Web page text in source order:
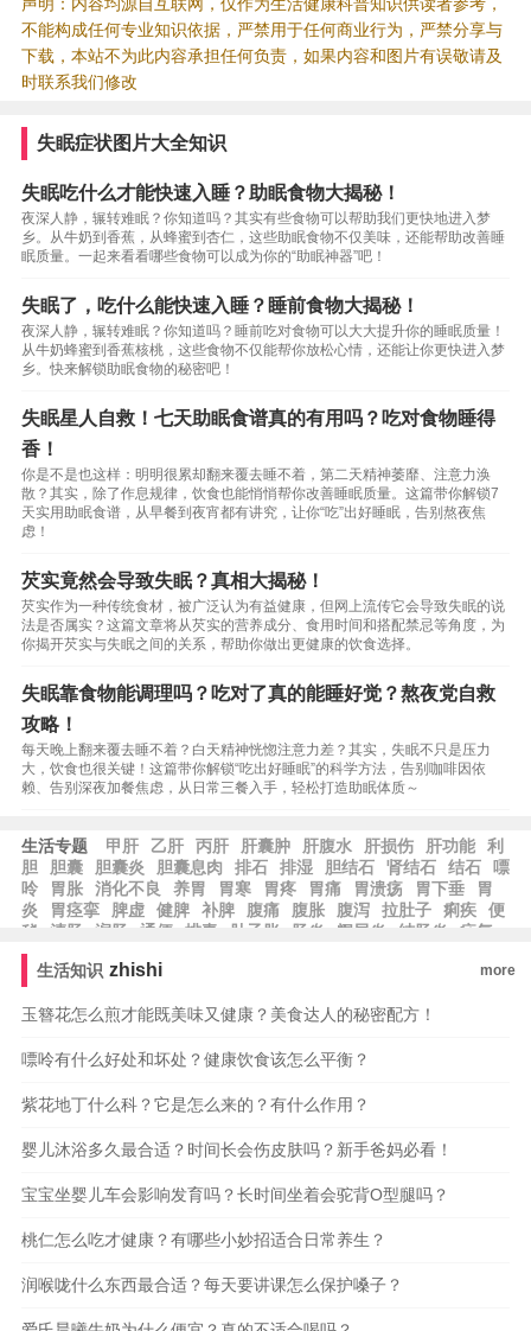
不能构成任何专业知识依据，严禁用于任何商业行为，严禁分享与
下载，本站不为此内容承担任何负责，如果内容和图片有误敬请及
时联系我们修改
失眠症状图片大全知识
失眠吃什么才能快速入睡？助眠食物大揭秘！
夜深人静，辗转难眠？你知道吗？其实有些食物可以帮助我们更快地进入梦
乡。从牛奶到香蕉，从蜂蜜到杏仁，这些助眠食物不仅美味，还能帮助改善睡
眠质量。一起来看看哪些食物可以成为你的“助眠神器”吧！
失眠了，吃什么能快速入睡？睡前食物大揭秘！
夜深人静，辗转难眠？你知道吗？睡前吃对食物可以大大提升你的睡眠质量！
从牛奶蜂蜜到香蕉核桃，这些食物不仅能帮你放松心情，还能让你更快进入梦
乡。快来解锁助眠食物的秘密吧！
失眠星人自救！七天助眠食谱真的有用吗？吃对食物睡得
香！
你是不是也这样：明明很累却翻来覆去睡不着，第二天精神萎靡、注意力涣
散？其实，除了作息规律，饮食也能悄悄帮你改善睡眠质量。这篇带你解锁7
天实用助眠食谱，从早餐到夜宵都有讲究，让你“吃”出好睡眠，告别熬夜焦
虑！
芡实竟然会导致失眠？真相大揭秘！
芡实作为一种传统食材，被广泛认为有益健康，但网上流传它会导致失眠的说
法是否属实？这篇文章将从芡实的营养成分、食用时间和搭配禁忌等角度，为
你揭开芡实与失眠之间的关系，帮助你做出更健康的饮食选择。
失眠靠食物能调理吗？吃对了真的能睡好觉？熬夜党自救
攻略！
每天晚上翻来覆去睡不着？白天精神恍惚注意力差？其实，失眠不只是压力
大，饮食也很关键！这篇带你解锁“吃出好睡眠”的科学方法，告别咖啡因依
赖、告别深夜加餐焦虑，从日常三餐入手，轻松打造助眠体质～
生活专题 甲肝 乙肝 丙肝 肝囊肿 肝腹水 肝损伤 肝功能
利
胆
胆囊 胆囊炎 胆囊息肉 排石 排湿 胆结石 肾结石 结石
嘌
呤
胃胀 消化不良 养胃 胃寒 胃疼 胃痛 胃溃疡 胃下垂
胃
炎
胃痉挛 脾虚 健脾 补脾 腹痛 腹胀 腹泻 拉肚子 痢疾
便
秘
清肠 润肠 通便 排毒 肚子胀 肠炎 阑尾炎 结肠炎
疝气
痔疮
生活知识 zhishi more
玉簪花怎么煎才能既美味又健康？美食达人的秘密配方！
嘌呤有什么好处和坏处？健康饮食该怎么平衡？
紫花地丁什么科？它是怎么来的？有什么作用？
婴儿沐浴多久最合适？时间长会伤皮肤吗？新手爸妈必看！
宝宝坐婴儿车会影响发育吗？长时间坐着会驼背O型腿吗？
桃仁怎么吃才健康？有哪些小妙招适合日常养生？
润喉咙什么东西最合适？每天要讲课怎么保护嗓子？